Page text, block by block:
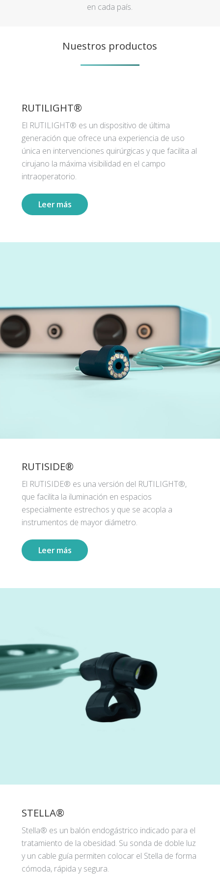
en cada país.
Nuestros productos
RUTILIGHT®
El RUTILIGHT® es un dispositivo de última
generación que ofrece una experiencia de uso
única en intervenciones quirúrgicas y que facilita al
cirujano la máxima visibilidad en el campo
intraoperatorio.
Leer más
RUTISIDE®
El RUTISIDE® es una versión del RUTILIGHT®,
que facilita la iluminación en espacios
especialmente estrechos y que se acopla a
instrumentos de mayor diámetro.
Leer más
STELLA®
Stella® es un balón endogástrico indicado para el
tratamiento de la obesidad. Su sonda de doble luz
y un cable guía permiten colocar el Stella de forma
cómoda, rápida y segura.